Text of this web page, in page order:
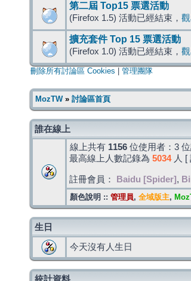
第二屆 Top15 票選活動
(Firefox 1.5) 活動已經結束，
擴充套件 Top 15 票選活動
(Firefox 1.0) 活動已經結束，
刪除所有討論區 Cookies 管理團隊
MozTW» 討論區首頁
誰在線上
線上共有 1156 位使用者：3
最高線上人數記錄為 5034人 [
註冊會員： Baidu [Spider] ,
顏色說明 :: 管理員, 全域版主,
生日
今天沒有人生日